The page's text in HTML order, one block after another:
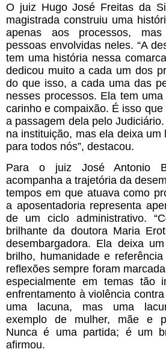
O juiz Hugo José Freitas da
magistrada construiu uma
apenas aos processos,
pessoas envolvidas neles. “A
tem uma história nessa
dedicou muito a cada um dos
do que isso, a cada uma das
nesses processos. Ela tem
carinho e compaixão. É isso
a passagem dela pelo
na instituição, mas ela deixa um
para todos nós”, destacou.
Para o juiz José Antonio
acompanha a trajetória da
tempos em que atuava como
a aposentadoria representa
de um ciclo administrativo.
brilhante da doutora Maria
desembargadora. Ela deixa
brilho, humanidade e
reflexões sempre foram
especialmente em temas tão
enfrentamento à violência
uma lacuna, mas uma
exemplo de mulher, mãe e
Nunca é uma partida; é um
afirmou.